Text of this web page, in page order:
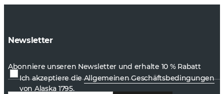
Newsletter
Abonniere unseren Newsletter und erhalte 10 % Rabatt
Ich akzeptiere dieAllgemeinen Geschäftsbedingungen
von Alaska 1795.